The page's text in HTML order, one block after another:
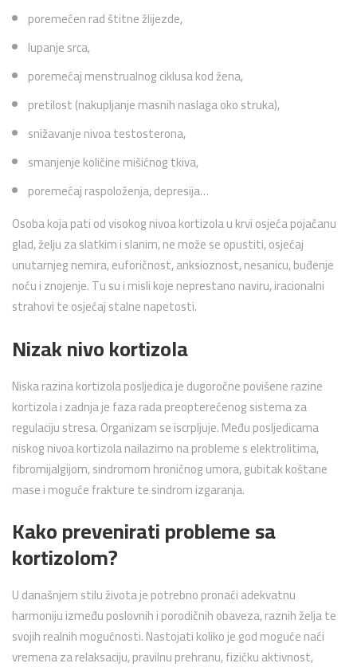
poremećen rad štitne žlijezde,
lupanje srca,
poremećaj menstrualnog ciklusa kod žena,
pretilost (nakupljanje masnih naslaga oko struka),
snižavanje nivoa testosterona,
smanjenje količine mišićnog tkiva,
poremećaj raspoloženja, depresija…
Osoba koja pati od visokog nivoa kortizola u krvi osjeća pojačanu
glad, želju za slatkim i slanim, ne može se opustiti, osjećaj
unutarnjeg nemira, euforičnost, anksioznost, nesanicu, buđenje
noću i znojenje. Tu su i misli koje neprestano naviru, iracionalni
strahovi te osjećaj stalne napetosti.
Nizak nivo kortizola
Niska razina kortizola posljedica je dugoročne povišene razine
kortizola i zadnja je faza rada preopterećenog sistema za
regulaciju stresa. Organizam se iscrpljuje. Među posljedicama
niskog nivoa kortizola nailazimo na probleme s elektrolitima,
fibromijalgijom, sindromom hroničnog umora, gubitak koštane
mase i moguće frakture te sindrom izgaranja.
Kako prevenirati probleme sa
kortizolom?
U današnjem stilu života je potrebno pronaći adekvatnu
harmoniju između poslovnih i porodičnih obaveza, raznih želja te
svojih realnih mogućnosti. Nastojati koliko je god moguće naći
vremena za relaksaciju, pravilnu prehranu, fizičku aktivnost,